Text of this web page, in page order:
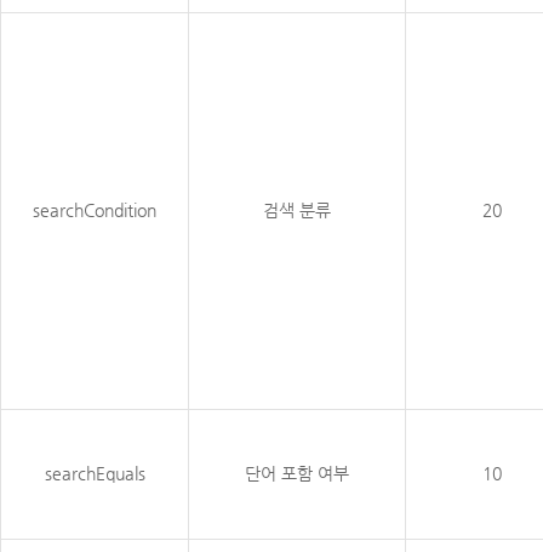
searchCondition 검색 분류 20
searchEquals 단어 포함 여부 10